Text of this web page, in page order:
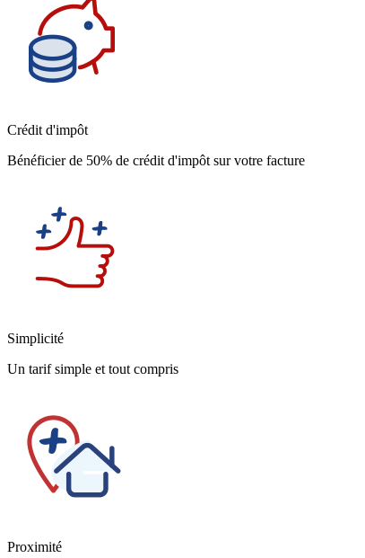
Crédit d'impôt
Bénéficier de 50% de crédit d'impôt sur votre facture
Simplicité
Un tarif simple et tout compris
Proximité